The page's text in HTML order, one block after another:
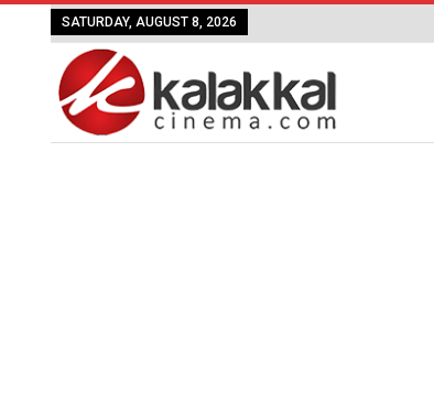
SATURDAY, AUGUST 8, 2026